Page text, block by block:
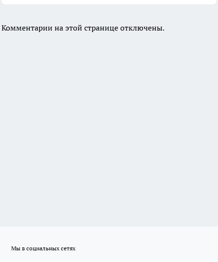
Комментарии на этой странице отключены.
Мы в социальных сетях